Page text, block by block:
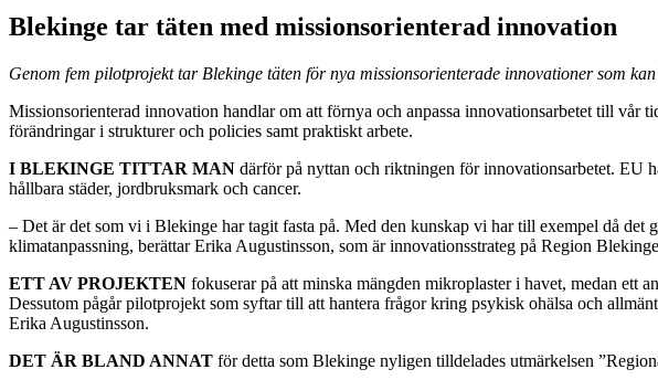
Blekinge tar täten med missionsorienterad innovation
Genom fem pilotprojekt tar Blekinge täten för nya missionsorienterade innovationer som
Missionsorienterad innovation handlar om att förnya och anpassa innovationsarbetet till
förändringar i strukturer och policies samt praktiskt arbete.
I BLEKINGE TITTAR MAN därför på nyttan och riktningen för innovationsarbetet. EU
hållbara städer, jordbruksmark och cancer.
– Det är det som vi i Blekinge har tagit fasta på. Med den kunskap vi har till exempel då
klimatanpassning, berättar Erika Augustinsson, som är innovationsstrateg på Region
ETT AV PROJEKTEN fokuserar på att minska mängden mikroplaster i havet, medan ett
Dessutom pågår pilotprojekt som syftar till att hantera frågor kring psykisk ohälsa och
Erika Augustinsson.
DET ÄR BLAND ANNAT för detta som Blekinge nyligen tilldelades utmärkelsen